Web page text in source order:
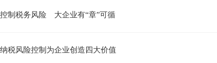
控制税务风险 大企业有“章”可循
纳税风险控制为企业创造四大价值